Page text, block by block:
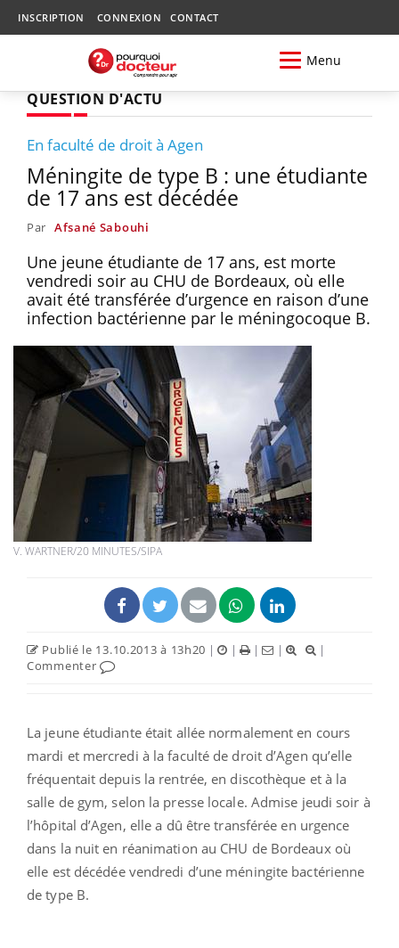
INSCRIPTION CONNEXION CONTACT
Menu
QUESTION D'ACTU
En faculté de droit à Agen
Méningite de type B : une étudiante
de 17 ans est décédée
Par Afsané Sabouhi
Une jeune étudiante de 17 ans, est morte
vendredi soir au CHU de Bordeaux, où elle
avait été transférée d’urgence en raison d’une
infection bactérienne par le méningocoque B.
V. WARTNER/20 MINUTES/SIPA
Publié le 13.10.2013 à 13h20 | | | |
|
Commenter
La jeune étudiante était allée normalement en cours
mardi et mercredi à la faculté de droit d’Agen qu’elle
fréquentait depuis la rentrée, en discothèque et à la
salle de gym, selon la presse locale. Admise jeudi soir à
l’hôpital d’Agen, elle a dû être transférée en urgence
dans la nuit en réanimation au CHU de Bordeaux où
elle est décédée vendredi d’une méningite bactérienne
de type B.